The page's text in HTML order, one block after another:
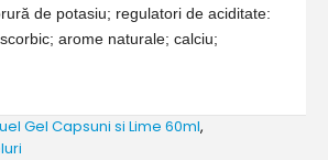
de potasiu; regulatori de aciditate:
arome naturale; calciu;
Gel Capsuni si Lime 60ml,